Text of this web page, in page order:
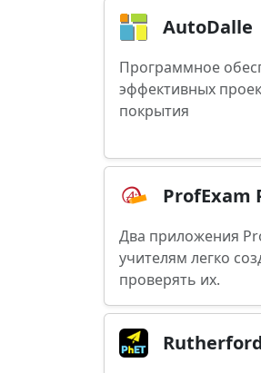
AutoDalle
Программное
эффективных
покрытия
ProfExam
Два приложения
учителям легко
проверять их.